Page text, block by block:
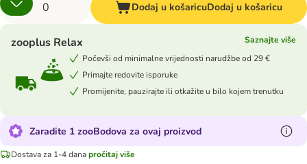
Dodaj u košaricuDodaj u košaricu
zooplus Relax
Saznajte više
Počevši od minimalne vrijednosti narudžbe od 29 €
Primajte redovite isporuke
Promijenite, pauzirajte ili otkažite u bilo kojem trenutku
Zaradite 1 zooBodova za ovaj proizvod
Dostava za 1-4 danapročitaj više